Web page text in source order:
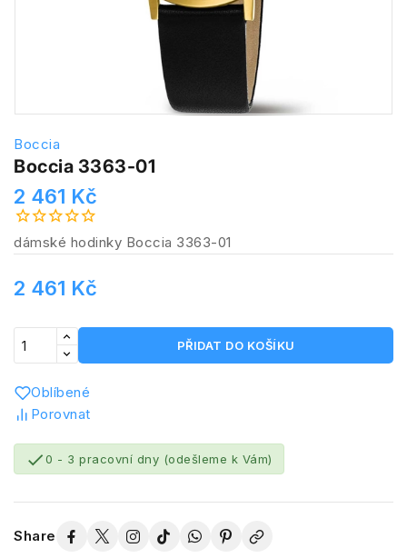
Boccia
Boccia 3363-01
2 461 Kč
dámské hodinky Boccia 3363-01
2 461 Kč
PŘIDAT DO KOŠÍKU
Oblíbené
Porovnat
0 - 3 pracovní dny (odešleme k Vám)
Share